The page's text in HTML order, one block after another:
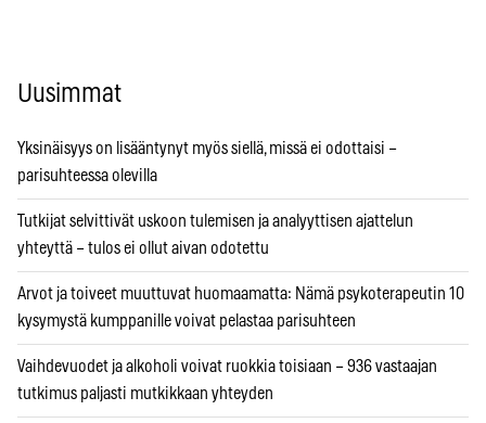
Uusimmat
Yksinäisyys on lisääntynyt myös siellä, missä ei odottaisi –
parisuhteessa olevilla
Tutkijat selvittivät uskoon tulemisen ja analyyttisen ajattelun
yhteyttä – tulos ei ollut aivan odotettu
Arvot ja toiveet muuttuvat huomaamatta: Nämä psykoterapeutin 10
kysymystä kumppanille voivat pelastaa parisuhteen
Vaihdevuodet ja alkoholi voivat ruokkia toisiaan – 936 vastaajan
tutkimus paljasti mutkikkaan yhteyden